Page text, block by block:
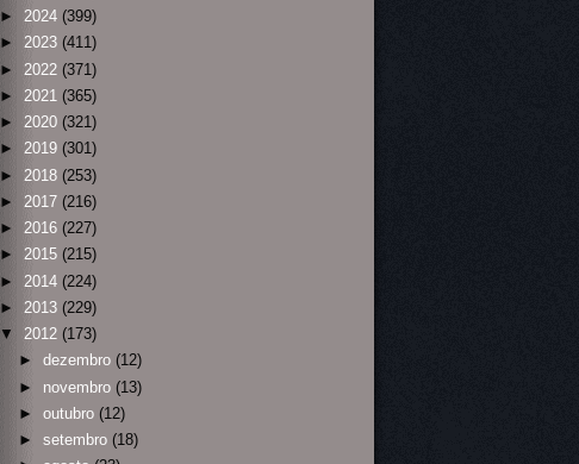
► 2024 (399)
► 2023 (411)
► 2022 (371)
► 2021 (365)
► 2020 (321)
► 2019 (301)
► 2018 (253)
► 2017 (216)
► 2016 (227)
► 2015 (215)
► 2014 (224)
► 2013 (229)
▼
2012 (173)
► dezembro (12)
► novembro (13)
► outubro (12)
► setembro (18)